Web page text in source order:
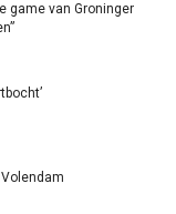
game van Groninger